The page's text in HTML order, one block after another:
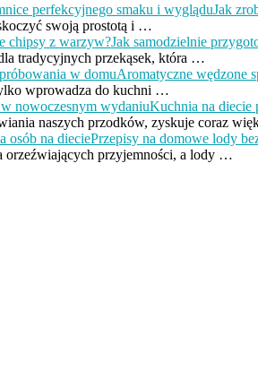
Jak
swoją prostotą i …
Jak samodzielnie
tradycyjnych przekąsek, która …
Aromatyczne wędzone
wprowadza do kuchni …
Kuchnia na diecie
naszych przodków, zyskuje coraz
Przepisy na domowe lody
orzeźwiających przyjemności, a lody …